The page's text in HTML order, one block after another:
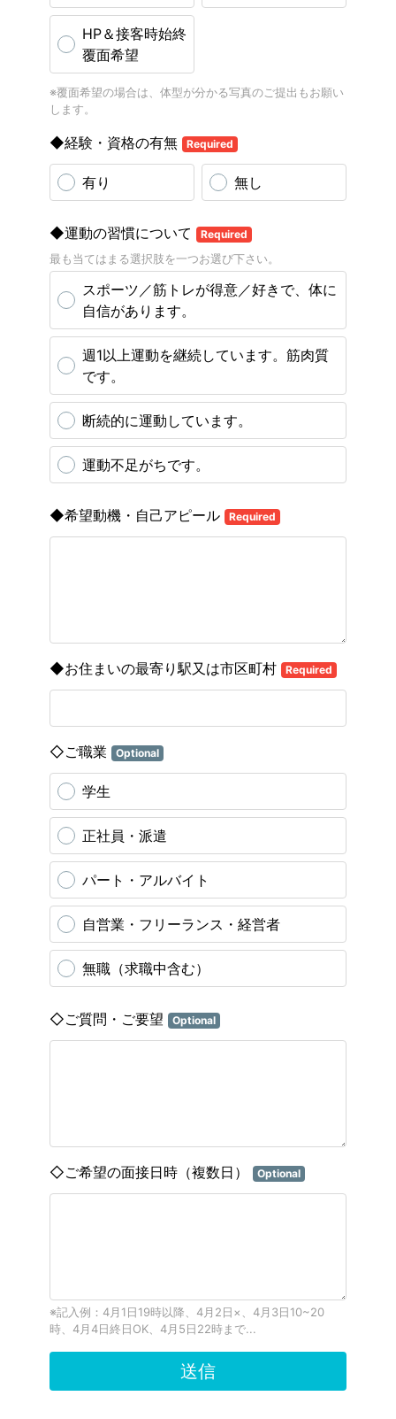
HP＆接客時始終
覆面希望
※覆面希望の場合は、体型が分かる写真のご提出もお願い
します。
◆経験・資格の有無 Required
有り 無し
◆運動の習慣について Required
最も当てはまる選択肢を一つお選び下さい。
スポーツ／筋トレが得意／好きで、体に
自信があります。
週1以上運動を継続しています。筋肉質
です。
断続的に運動しています。
運動不足がちです。
◆希望動機・自己アピール Required
◆お住まいの最寄り駅又は市区町村 Required
◇ご職業 Optional
学生
正社員・派遣
パート・アルバイト
自営業・フリーランス・経営者
無職（求職中含む）
◇ご質問・ご要望 Optional
◇ご希望の面接日時（複数日） Optional
※記入例：4月1日19時以降、4月2日×、4月3日10~20
時、4月4日終日OK、4月5日22時まで...
送信